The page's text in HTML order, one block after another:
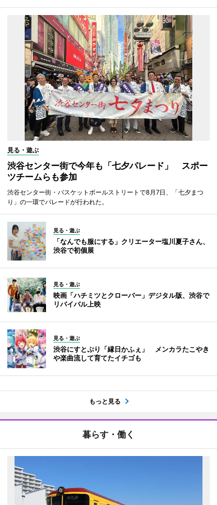
見る・遊ぶ
渋谷センター街で今年も「七夕パレード」 スポー
ツチームらも参加
渋谷センター街・バスケットボールストリートで8月7日、「七夕まつ
り」の一環でパレードが行われた。
見る・遊ぶ
「なんでも服にする」クリエーター塩川夏子さん、
渋谷で初個展
見る・遊ぶ
映画「ハチミツとクローバー」デジタル版、渋谷で
リバイバル上映
見る・遊ぶ
渋谷にすとぷり「縁日かふぇ」 メンカラたこやき
や楽曲流して育てたイチゴも
もっと見る
暮らす・働く